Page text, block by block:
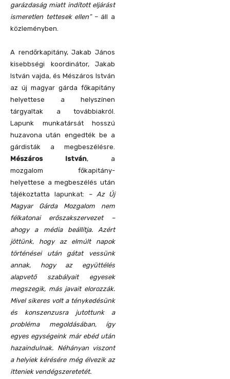
garázdaság miatt indított eljárást
ismeretlen tettesek ellen”– áll a
közleményben.
A rendőrkapitány, Jakab János
kisebbségi koordinátor, Jakab
István vajda, és Mészáros István
az új magyar gárda főkapitány
helyettese a helyszínen
tárgyaltak a továbbiakról.
Lapunk munkatársát hosszú
huzavona után engedték be a
gárdisták a megbeszélésre.
Mészáros István, a
mozgalom főkapitány-
helyettese a megbeszélés után
tájékoztatta lapunkat:
– Az Új
Magyar Gárda Mozgalom nem
félkatonai erőszakszervezet –
ahogy a média beállítja. Azért
jöttünk, hogy az elmúlt napok
történései után gátat vessünk
annak, hogy az együttélés
alapvető szabályait egyesek
megszegik, más javait elorozzák.
Mivel sikeres volt a ténykedésünk
és konszenzusra jutottunk a
probléma megoldásában, így
egyes egységeink már ebéd után
hazaindulnak. Néhányan viszont
a helyiek kérésére még élvezik az
itteniek vendégszeretetét.